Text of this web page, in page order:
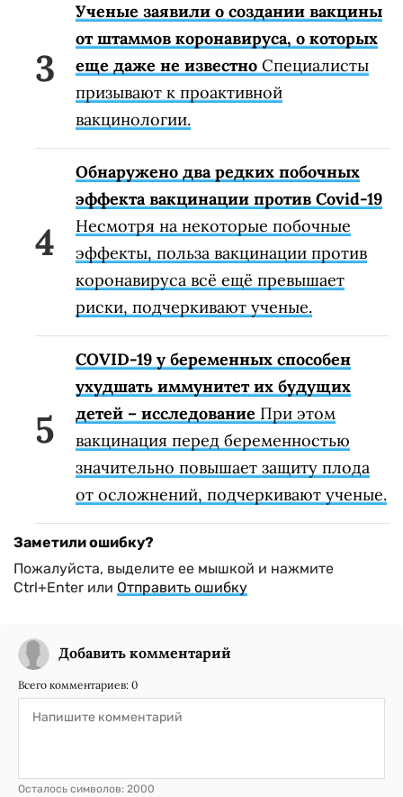
Ученые заявили о создании вакцины
от штаммов коронавируса, о которых
еще даже не известно Специалисты
призывают к проактивной
вакцинологии.
Обнаружено два редких побочных
эффекта вакцинации против Covid-19
Несмотря на некоторые побочные
эффекты, польза вакцинации против
коронавируса всё ещё превышает
риски, подчеркивают ученые.
COVID-19 у беременных способен
ухудшать иммунитет их будущих
детей – исследование При этом
вакцинация перед беременностью
значительно повышает защиту плода
от осложнений, подчеркивают ученые.
Заметили ошибку?
Пожалуйста, выделите ее мышкой и нажмите
Ctrl+Enter или Отправить ошибку
Добавить комментарий
Всего комментариев: 0
Осталось символов: 2000